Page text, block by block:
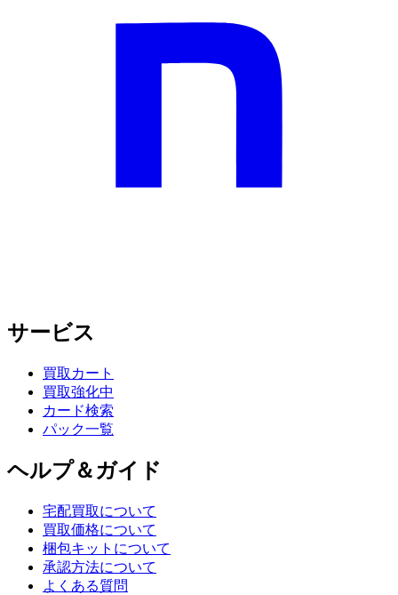
サービス
買取カート
買取強化中
カード検索
パック一覧
ヘルプ＆ガイド
宅配買取について
買取価格について
梱包キットについて
承認方法について
よくある質問